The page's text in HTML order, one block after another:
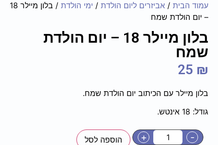
עמוד הבית / אביזרים ליום הולדת / ימי הולדת
/ בלון מיילר 18
– יום הולדת שמח
בלון מיילר 18 – יום הולדת
שמח
25 ₪
בלון מיילר עם הכיתוב יום הולדת שמח.
גודל: 18 אינטש.
-
+ הוספה לסל